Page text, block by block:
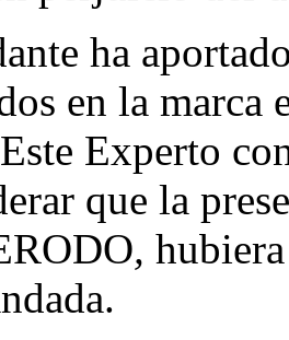
ha
en la marca
Experto
que la
,